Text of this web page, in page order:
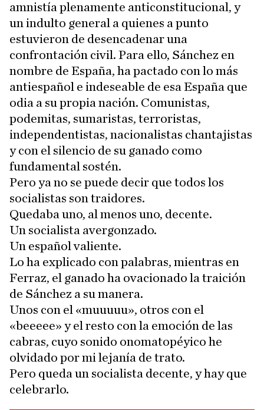
amnistía plenamente anticonstitucional, y
un indulto general a quienes a punto
estuvieron de desencadenar una
confrontación civil. Para ello, Sánchez en
nombre de España, ha pactado con lo más
antiespañol e indeseable de esa España que
odia a su propia nación. Comunistas,
podemitas, sumaristas, terroristas,
independentistas, nacionalistas chantajistas
y con el silencio de su ganado como
fundamental sostén.
Pero ya no se puede decir que todos los
socialistas son traidores.
Quedaba uno, al menos uno, decente.
Un socialista avergonzado.
Un español valiente.
Lo ha explicado con palabras, mientras en
Ferraz, el ganado ha ovacionado la traición
de Sánchez a su manera.
Unos con el «muuuuu», otros con el
«beeeee» y el resto con la emoción de las
cabras, cuyo sonido onomatopéyico he
olvidado por mi lejanía de trato.
Pero queda un socialista decente, y hay que
celebrarlo.